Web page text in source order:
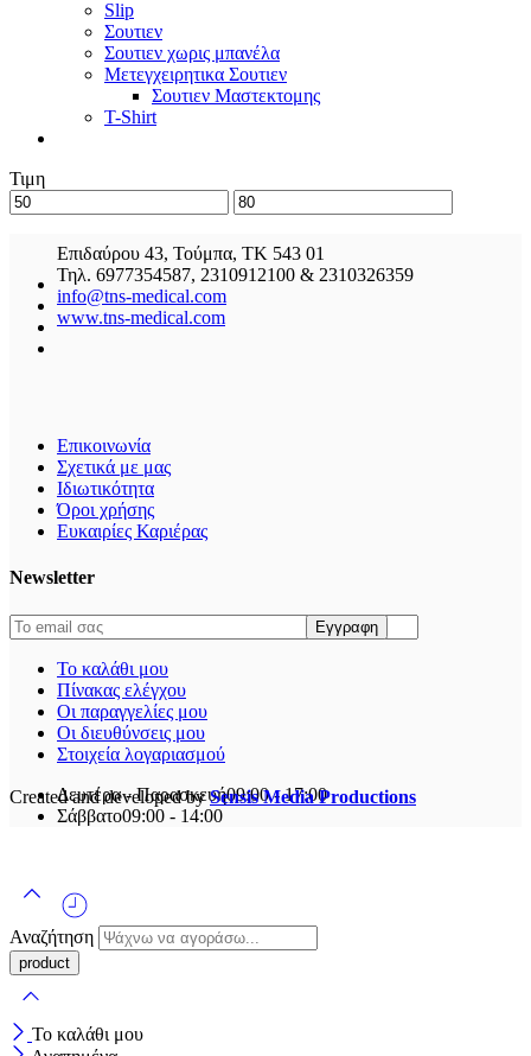
Slip
Σουτιεν
Σουτιεν χωρις μπανέλα
Μετεγχειρητικα Σουτιεν
Σουτιεν Μαστεκτομης
T-Shirt
Τιμη
Επιδαύρου 43, Τούμπα, ΤΚ 543 01
Τηλ. 6977354587, 2310912100 & 2310326359
info@tns-medical.com
www.tns-medical.com
Επικοινωνία
Σχετικά με μας
Ιδιωτικότητα
Όροι χρήσης
Ευκαιρίες Καριέρας
Newsletter
Το καλάθι μου
Πίνακας ελέγχου
Οι παραγγελίες μου
Οι διευθύνσεις μου
Στοιχεία λογαριασμού
Δευτέρα - Παρασκευή09:00 - 17:00
Σάββατο09:00 - 14:00
Created and developed bySensis Media Productions
Αναζήτηση
Το καλάθι μου